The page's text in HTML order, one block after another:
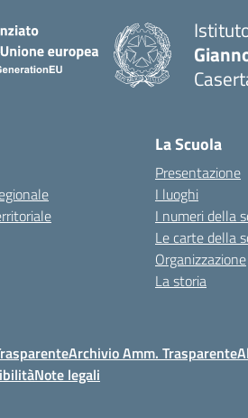
La Scuola
Presentazione
I luoghi
I numeri della
Le carte della
Organizzazione
La storia
Archivio Amm. Trasparente
Note legali